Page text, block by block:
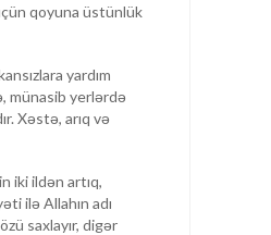
qoyuna üstünlük
yardım
münasib yerlərdə
Xəstə, arıq və
iki ildən artıq,
ilə Allahın adı
saxlayır, digər